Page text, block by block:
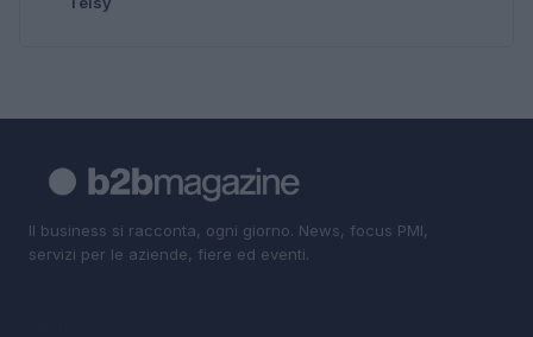
Il business si racconta, ogni giorno. News, focus PMI,
servizi per le aziende, fiere ed eventi.